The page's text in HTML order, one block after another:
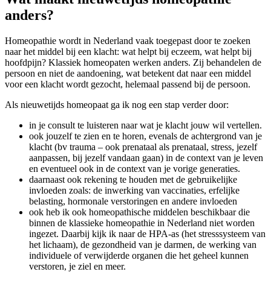
anders?
Homeopathie wordt in Nederland vaak toegepast door te zoeken
naar het middel bij een klacht: wat helpt bij eczeem, wat helpt bij
hoofdpijn? Klassiek homeopaten werken anders. Zij behandelen de
persoon en niet de aandoening, wat betekent dat naar een middel
voor een klacht wordt gezocht, helemaal passend bij de persoon.
Als nieuwetijds homeopaat ga ik nog een stap verder door:
in je consult te luisteren naar wat je klacht jouw wil vertellen.
ook jouzelf te zien en te horen, evenals de achtergrond van je
klacht (bv trauma – ook prenataal als prenataal, stress, jezelf
aanpassen, bij jezelf vandaan gaan) in de context van je leven
en eventueel ook in de context van je vorige generaties.
daarnaast ook rekening te houden met de gebruikelijke
invloeden zoals: de inwerking van vaccinaties, erfelijke
belasting, hormonale verstoringen en andere invloeden
ook heb ik ook homeopathische middelen beschikbaar die
binnen de klassieke homeopathie in Nederland niet worden
ingezet. Daarbij kijk ik naar de HPA-as (het stresssysteem van
het lichaam), de gezondheid van je darmen, de werking van
individuele of verwijderde organen die het geheel kunnen
verstoren, je ziel en meer.